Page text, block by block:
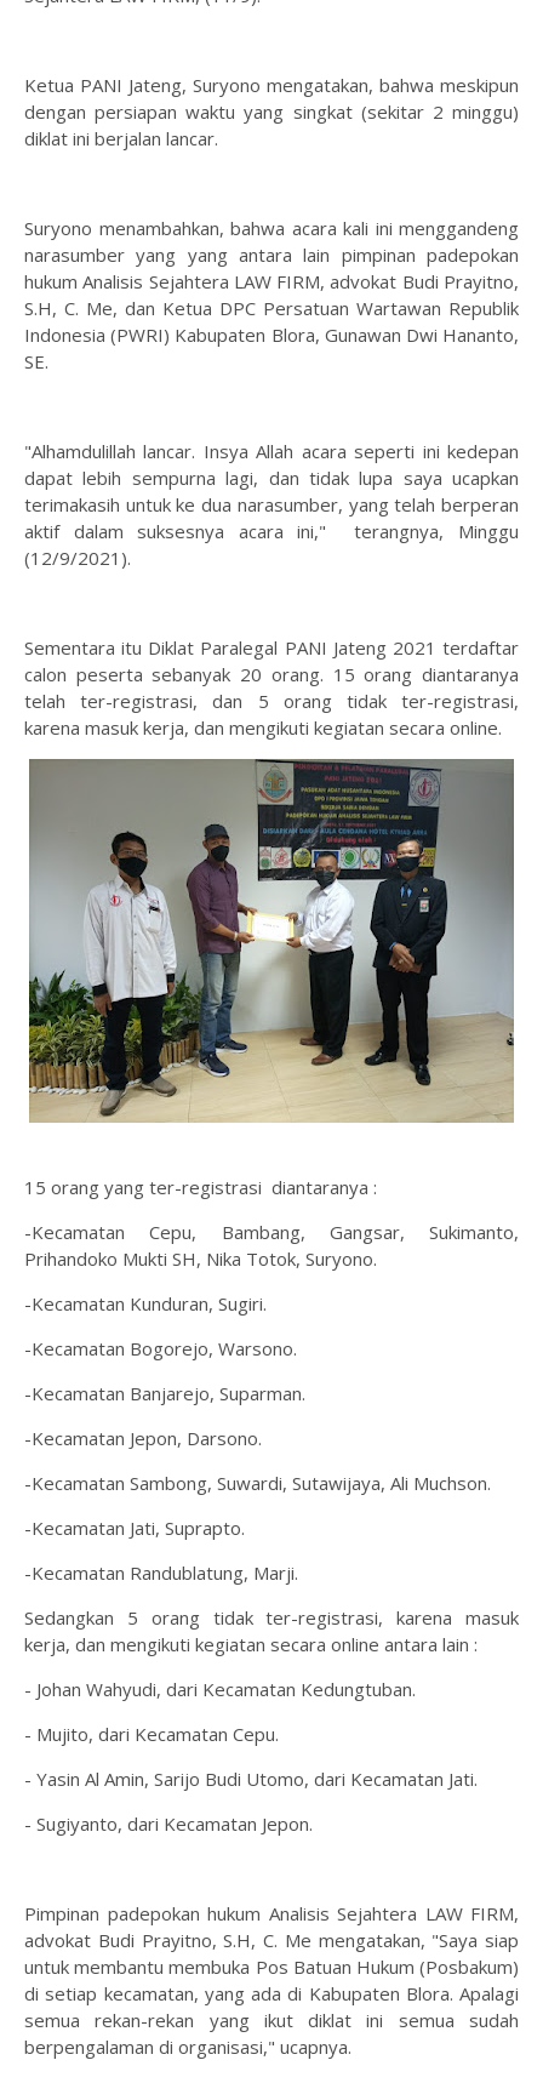
Ketua PANI Jateng, Suryono mengatakan, bahwa meskipun
dengan persiapan waktu yang singkat (sekitar 2 minggu)
diklat ini berjalan lancar.
Suryono menambahkan, bahwa acara kali ini menggandeng
narasumber yang yang antara lain pimpinan padepokan
hukum Analisis Sejahtera LAW FIRM, advokat Budi Prayitno,
S.H, C. Me, dan Ketua DPC Persatuan Wartawan Republik
Indonesia (PWRI) Kabupaten Blora, Gunawan Dwi Hananto,
SE.
"Alhamdulillah lancar. Insya Allah acara seperti ini kedepan
dapat lebih sempurna lagi, dan tidak lupa saya ucapkan
terimakasih untuk ke dua narasumber, yang telah berperan
aktif dalam suksesnya acara ini," terangnya, Minggu
(12/9/2021).
Sementara itu Diklat Paralegal PANI Jateng 2021 terdaftar
calon peserta sebanyak 20 orang. 15 orang diantaranya
telah ter-registrasi, dan 5 orang tidak ter-registrasi,
karena masuk kerja, dan mengikuti kegiatan secara online.
15 orang yang ter-registrasi diantaranya :
-Kecamatan Cepu, Bambang, Gangsar, Sukimanto,
Prihandoko Mukti SH, Nika Totok, Suryono.
-Kecamatan Kunduran, Sugiri.
-Kecamatan Bogorejo, Warsono.
-Kecamatan Banjarejo, Suparman.
-Kecamatan Jepon, Darsono.
-Kecamatan Sambong, Suwardi, Sutawijaya, Ali Muchson.
-Kecamatan Jati, Suprapto.
-Kecamatan Randublatung, Marji.
Sedangkan 5 orang tidak ter-registrasi, karena masuk
kerja, dan mengikuti kegiatan secara online antara lain :
- Johan Wahyudi, dari Kecamatan Kedungtuban.
- Mujito, dari Kecamatan Cepu.
- Yasin Al Amin, Sarijo Budi Utomo, dari Kecamatan Jati.
- Sugiyanto, dari Kecamatan Jepon.
Pimpinan padepokan hukum Analisis Sejahtera LAW FIRM,
advokat Budi Prayitno, S.H, C. Me mengatakan, "Saya siap
untuk membantu membuka Pos Batuan Hukum (Posbakum)
di setiap kecamatan, yang ada di Kabupaten Blora. Apalagi
semua rekan-rekan yang ikut diklat ini semua sudah
berpengalaman di organisasi," ucapnya.